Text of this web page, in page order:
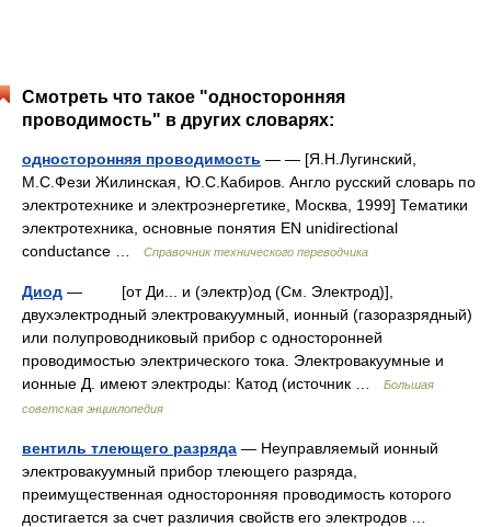
Смотреть что такое "односторонняя
проводимость" в других словарях:
односторонняя проводимость — — [Я.Н.Лугинский,
М.С.Фези Жилинская, Ю.С.Кабиров. Англо русский словарь по
электротехнике и электроэнергетике, Москва, 1999] Тематики
электротехника, основные понятия EN unidirectional
conductance …
Справочник технического переводчика
Диод — [от Ди... и (электр)од (См. Электрод)],
двухэлектродный электровакуумный, ионный (газоразрядный)
или полупроводниковый прибор с односторонней
проводимостью электрического тока. Электровакуумные и
ионные Д. имеют электроды: Катод (источник …
Большая
советская энциклопедия
вентиль тлеющего разряда — Неуправляемый ионный
электровакуумный прибор тлеющего разряда,
преимущественная односторонняя проводимость которого
достигается за счет различия свойств его электродов …